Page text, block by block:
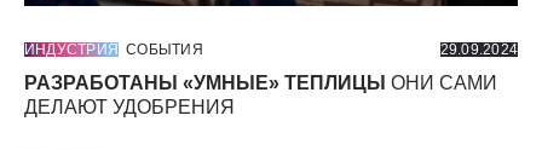
ИНДУСТРИЯ СОБЫТИЯ 29.09.2024
РАЗРАБОТАНЫ «УМНЫЕ» ТЕПЛИЦЫ ОНИ САМИ
ДЕЛАЮТ УДОБРЕНИЯ